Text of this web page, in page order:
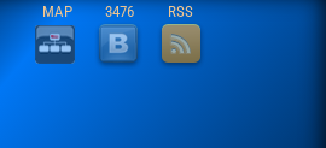
MAP 3476 RSS